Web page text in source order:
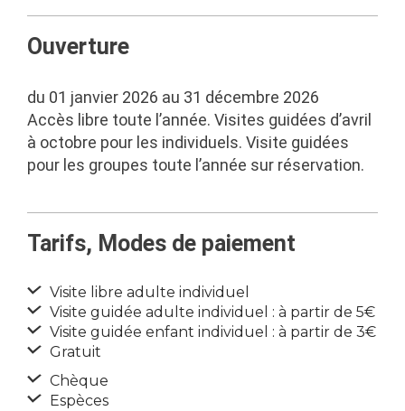
Ouverture
du 01 janvier 2026 au 31 décembre 2026
Accès libre toute l’année. Visites guidées d’avril
à octobre pour les individuels. Visite guidées
pour les groupes toute l’année sur réservation.
Tarifs, Modes de paiement
Visite libre adulte individuel
Visite guidée adulte individuel : à partir de 5€
Visite guidée enfant individuel : à partir de 3€
Gratuit
Chèque
Espèces